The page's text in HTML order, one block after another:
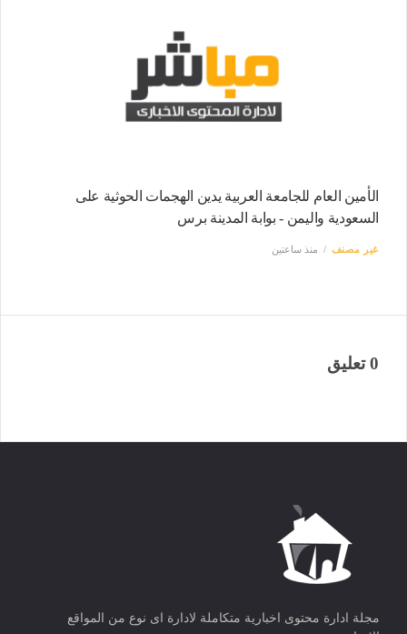
الأمين العام للجامعة العربية يدين الهجمات الحوثية على
السعودية واليمن - بوابة المدينة برس
غير مصنف منذ ساعتين
0 تعليق
مجلة ادارة محتوى اخبارية متكاملة لادارة اى نوع من المواقع